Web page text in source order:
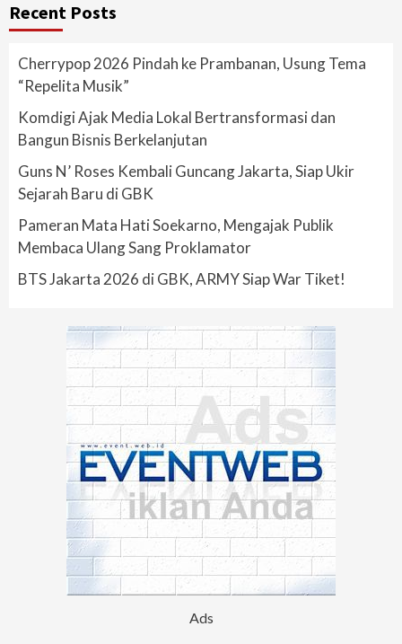
Recent Posts
Cherrypop 2026 Pindah ke Prambanan, Usung Tema
“Repelita Musik”
Komdigi Ajak Media Lokal Bertransformasi dan
Bangun Bisnis Berkelanjutan
Guns N’ Roses Kembali Guncang Jakarta, Siap Ukir
Sejarah Baru di GBK
Pameran Mata Hati Soekarno, Mengajak Publik
Membaca Ulang Sang Proklamator
BTS Jakarta 2026 di GBK, ARMY Siap War Tiket!
Ads